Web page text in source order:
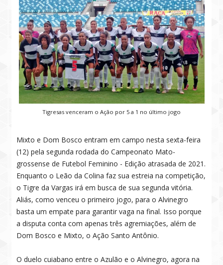
Tigresas venceram o Ação por 5 a 1 no último jogo
Mixto e Dom Bosco entram em campo nesta sexta-feira
(12) pela segunda rodada do Campeonato Mato-
grossense de Futebol Feminino - Edição atrasada de 2021.
Enquanto o Leão da Colina faz sua estreia na competição,
o Tigre da Vargas irá em busca de sua segunda vitória.
Aliás, como venceu o primeiro jogo, para o Alvinegro
basta um empate para garantir vaga na final. Isso porque
a disputa conta com apenas três agremiações, além de
Dom Bosco e Mixto, o Ação Santo Antônio.
O duelo cuiabano entre o Azulão e o Alvinegro, agora na